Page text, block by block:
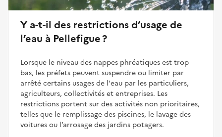
Y a-t-il des restrictions d’usage de
l’eau à Pellefigue ?
Lorsque le niveau des nappes phréatiques est trop
bas, les préfets peuvent suspendre ou limiter par
arrêté certains usages de l'eau par les particuliers,
agriculteurs, collectivités et entreprises. Les
restrictions portent sur des activités non prioritaires,
telles que le remplissage des piscines, le lavage des
voitures ou l’arrosage des jardins potagers.